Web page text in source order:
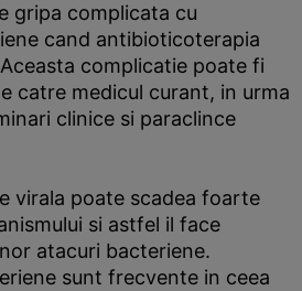
gripa complicata cu
cand antibioticoterapia
complicatie poate fi
catre medicul curant, in urma
clinice si paraclince
virala poate scadea foarte
si astfel il face
atacuri bacteriene.
sunt frecvente in ceea